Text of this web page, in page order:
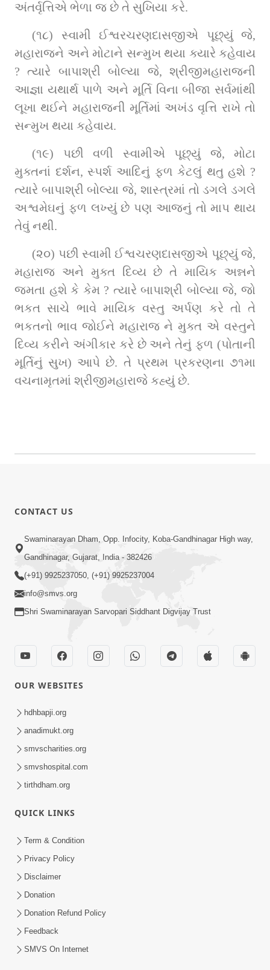
અંતર્વૃત્તિએ ભેળા જ છે તે સુખિયા કરે.
(૧૮) સ્‍વામી ઈશ્વરચરણદાસજીએ પૂછ્યું જે,
મહારાજને અને મોટાને સન્‍મુખ થયા ક્યારે કહેવાય
? ત્‍યારે બાપાશ્રી બોલ્‍યા જે, શ્રીજીમહારાજની
આજ્ઞા યથાર્થ પાળે અને મૂર્ત‍િ વિના બીજા સર્વમાંથી
લૂખા થઈને મહારાજની મૂર્ત‍િમાં અખંડ વૃત્તિ રાખે તો
સન્‍મુખ થયા કહેવાય.
(૧૯) પછી વળી સ્વામીએ પૂછ્યું જે, મોટા
મુક્તનાં દર્શન, સ્‍પર્શ આદિનું ફળ કેટલું થતુ હશે ?
ત્‍યારે બાપાશ્રી બોલ્‍યા જે, શાસ્‍ત્રમાં તો ડગલે ડગલે
અશ્વમેઘનું ફળ લખ્‍યું છે પણ આજનું તો માપ થાય
તેવું નથી.
(૨૦) પછી સ્વામી ઈશ્વચરણદાસજીએ પૂછ્યું જે,
મહારાજ અને મુક્ત દિવ્ય છે તે માયિક અન્નને
જમતા હશે કે કેમ ? ત્યારે બાપાશ્રી બોલ્યા જે, જો
ભકત સાચે ભાવે માયિક વસ્તુ અર્પણ કરે તો તે
ભકતનો ભાવ જોઈને મહારાજ ને મુક્ત એ વસ્તુને
દિવ્ય કરીને અંગીકાર કરે છે અને તેનું ફળ (પોતાની
મૂર્તિનું સુખ) આપે છે. તે પ્રથમ પ્રકરણના ૭૧મા
વચનામૃતમાં શ્રીજીમહારાજે કહ્યું છે.
CONTACT US
Swaminarayan Dham, Opp. Infocity, Koba-Gandhinagar High way,
Gandhinagar, Gujarat, India - 382426
(+91) 9925237050, (+91) 9925237004
info@smvs.org
Shri Swaminarayan Sarvopari Siddhant Digvijay Trust
OUR WEBSITES
hdhbapji.org
anadimukt.org
smvscharities.org
smvshospital.com
tirthdham.org
QUICK LINKS
Term & Condition
Privacy Policy
Disclaimer
Donation
Donation Refund Policy
Feedback
SMVS On Internet